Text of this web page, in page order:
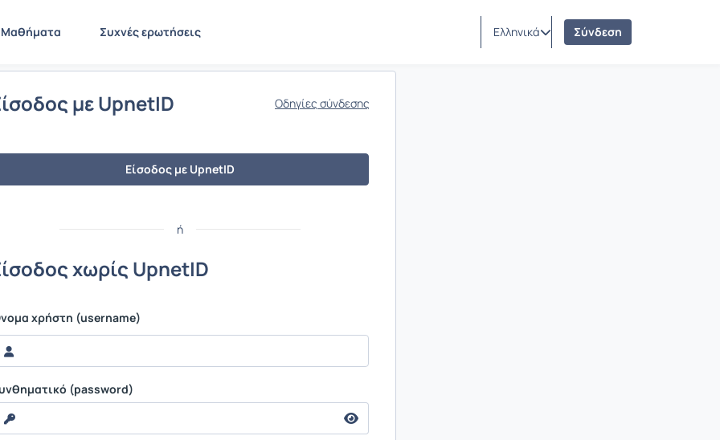
Μαθήματα Συχνές ερωτήσεις Ελληνικά Σύνδεση
με UpnetID Οδηγίες σύνδεσης
Είσοδος με UpnetID
ή
χωρίς UpnetID
χρήστη (username)
(password)